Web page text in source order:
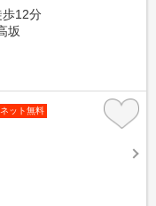
12分
坂
ット無料